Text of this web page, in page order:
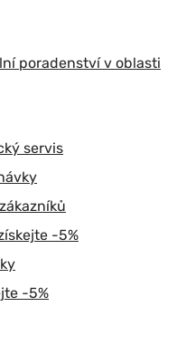
poradenství v oblasti
servis
-5%
-5%